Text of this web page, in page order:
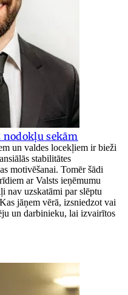
sekām
un valdes locekļiem ir bieži
stabilitātes
motivēšanai. Tomēr šādi
ar Valsts ieņēmumu
nav uzskatāmi par slēptu
jāņem vērā, izsniedzot vai
un darbinieku, lai izvairītos